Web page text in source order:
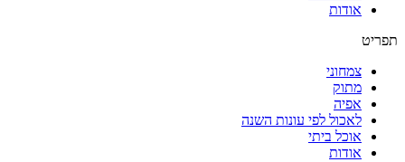
אודות
תפריט
צמחוני
מתוק
אפיה
לאכול לפי עונות השנה
אוכל ביתי
אודות